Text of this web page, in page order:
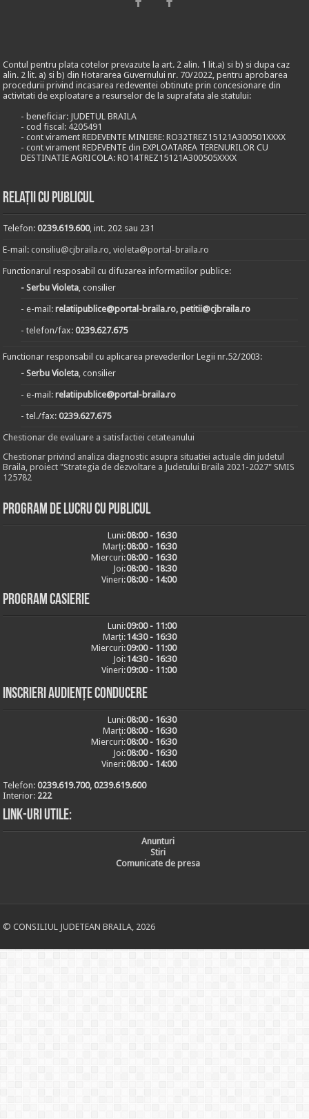
Contul pentru plata cotelor prevazute la art. 2 alin. 1 lit.a) si b) si dupa caz
alin. 2 lit. a) si b) din Hotararea Guvernului nr. 70/2022, pentru aprobarea
procedurii privind incasarea redeventei obtinute prin concesionare din
activitati de exploatare a resurselor de la suprafata ale statului:
- beneficiar: JUDETUL BRAILA
- cod fiscal: 4205491
- cont virament REDEVENTE MINIERE: RO32TREZ15121A300501XXXX
- cont virament REDEVENTE din EXPLOATAREA TERENURILOR CU
DESTINATIE AGRICOLA: RO14TREZ15121A300505XXXX
Relații cu publicul
Telefon:0239.619.600, int. 202 sau 231
E-mail:consiliu@cjbraila.ro,violeta@portal-braila.ro
Functionarul resposabil cu difuzarea informatiilor publice:
- Serbu Violeta, consilier
- e-mail:relatiipublice@portal-braila.ro, petitii@cjbraila.ro
- telefon/fax:0239.627.675
Functionar responsabil cu aplicarea prevederilor Legii nr.52/2003:
- Serbu Violeta, consilier
- e-mail:relatiipublice@portal-braila.ro
- tel./fax:0239.627.675
Chestionar de evaluare a satisfactiei cetateanului
Chestionar privind analiza diagnostic asupra situatiei actuale din judetul
Braila, proiect "Strategia de dezvoltare a Judetului Braila 2021-2027" SMIS
125782
Program de lucru cu publicul
Luni:08:00 - 16:30
Marți:08:00 - 16:30
Miercuri:08:00 - 16:30
Joi:08:00 - 18:30
Vineri:08:00 - 14:00
Program casierie
Luni:09:00 - 11:00
Marți:14:30 - 16:30
Miercuri:09:00 - 11:00
Joi:14:30 - 16:30
Vineri:09:00 - 11:00
Inscrieri audiențe conducere
Luni:08:00 - 16:30
Marți:08:00 - 16:30
Miercuri:08:00 - 16:30
Joi:08:00 - 16:30
Vineri:08:00 - 14:00
Telefon:0239.619.700, 0239.619.600
Interior: 222
Link-uri utile:
Anunturi
Stiri
Comunicate de presa
© CONSILIUL JUDETEAN BRAILA, 2026